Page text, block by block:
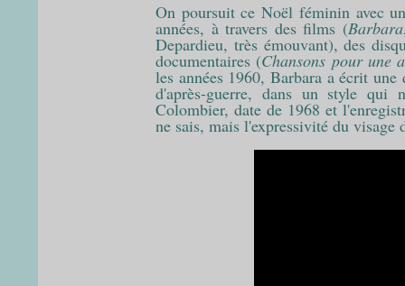
On poursuit ce Noël féminin avec
années, à travers des films (Barbara
Depardieu, très émouvant), des
documentaires (Chansons pour une
les années 1960, Barbara a écrit
d'après-guerre, dans un style qui
Colombier, date de 1968 et
ne sais, mais l'expressivité du